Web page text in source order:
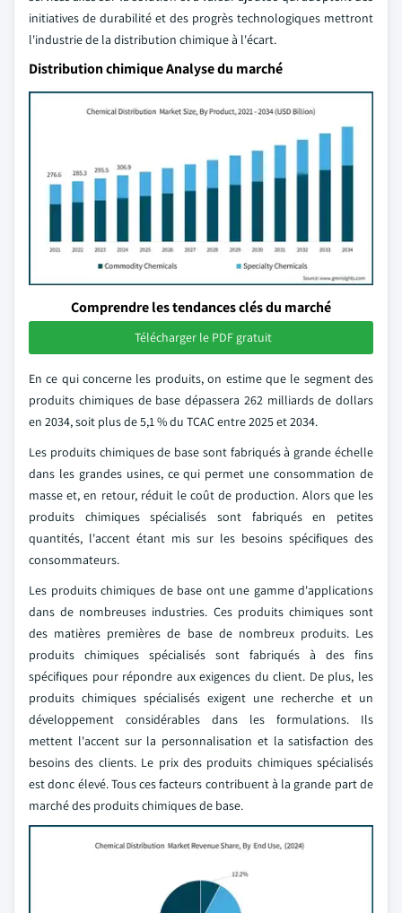
initiatives de durabilité et des progrès technologiques mettront
l'industrie de la distribution chimique à l'écart.
Distribution chimique Analyse du marché
Comprendre les tendances clés du marché
Télécharger le PDF gratuit
En ce qui concerne les produits, on estime que le segment des
produits chimiques de base dépassera 262 milliards de dollars
en 2034, soit plus de 5,1 % du TCAC entre 2025 et 2034.
Les produits chimiques de base sont fabriqués à grande échelle
dans les grandes usines, ce qui permet une consommation de
masse et, en retour, réduit le coût de production. Alors que les
produits chimiques spécialisés sont fabriqués en petites
quantités, l'accent étant mis sur les besoins spécifiques des
consommateurs.
Les produits chimiques de base ont une gamme d'applications
dans de nombreuses industries. Ces produits chimiques sont
des matières premières de base de nombreux produits. Les
produits chimiques spécialisés sont fabriqués à des fins
spécifiques pour répondre aux exigences du client. De plus, les
produits chimiques spécialisés exigent une recherche et un
développement considérables dans les formulations. Ils
mettent l'accent sur la personnalisation et la satisfaction des
besoins des clients. Le prix des produits chimiques spécialisés
est donc élevé. Tous ces facteurs contribuent à la grande part de
marché des produits chimiques de base.